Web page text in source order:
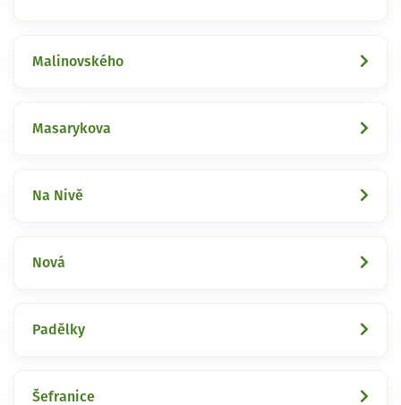
Malinovského
Masarykova
Na Nivě
Nová
Padělky
Šefranice